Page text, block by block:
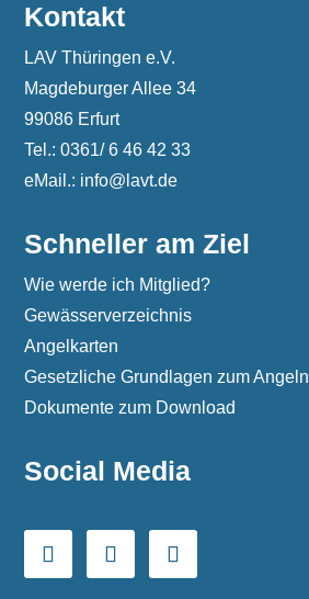
Kontakt
LAV Thüringen e.V.
Magdeburger Allee 34
99086 Erfurt
Tel.: 0361/ 6 46 42 33
eMail.: info@lavt.de
Schneller am Ziel
Wie werde ich Mitglied?
Gewässerverzeichnis
Angelkarten
Gesetzliche Grundlagen zum Angeln
Dokumente zum Download
Social Media